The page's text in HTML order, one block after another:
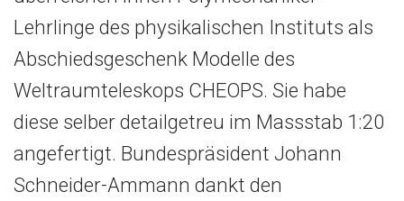
Lehrlinge des physikalischen Instituts als
Abschiedsgeschenk Modelle des
Weltraumteleskops CHEOPS. Sie habe
diese selber detailgetreu im Massstab 1:20
angefertigt. Bundespräsident Johann
Schneider-Ammann dankt den